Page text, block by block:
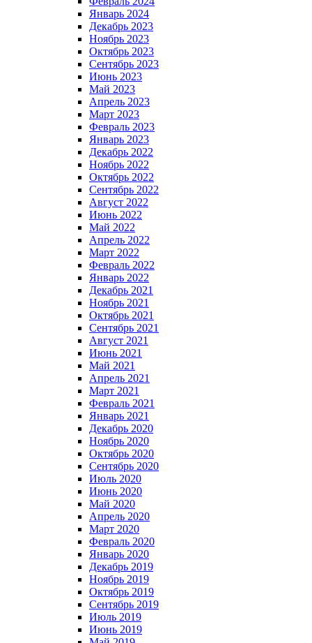
Январь 2024
Декабрь 2023
Ноябрь 2023
Октябрь 2023
Сентябрь 2023
Июнь 2023
Май 2023
Апрель 2023
Март 2023
Февраль 2023
Январь 2023
Декабрь 2022
Ноябрь 2022
Октябрь 2022
Сентябрь 2022
Август 2022
Июнь 2022
Май 2022
Апрель 2022
Март 2022
Февраль 2022
Январь 2022
Декабрь 2021
Ноябрь 2021
Октябрь 2021
Сентябрь 2021
Август 2021
Июнь 2021
Май 2021
Апрель 2021
Март 2021
Февраль 2021
Январь 2021
Декабрь 2020
Ноябрь 2020
Октябрь 2020
Сентябрь 2020
Июль 2020
Июнь 2020
Май 2020
Апрель 2020
Март 2020
Февраль 2020
Январь 2020
Декабрь 2019
Ноябрь 2019
Октябрь 2019
Сентябрь 2019
Июль 2019
Июнь 2019